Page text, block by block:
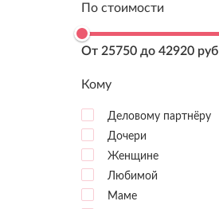
По стоимости
От 25750 до 42920 руб
Кому
Деловому партнёру
Дочери
Женщине
Любимой
Маме